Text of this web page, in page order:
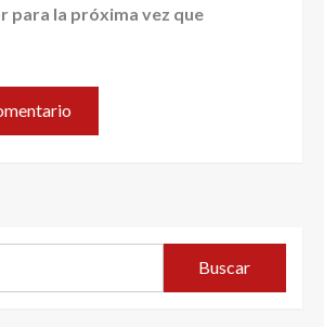
para la próxima vez que